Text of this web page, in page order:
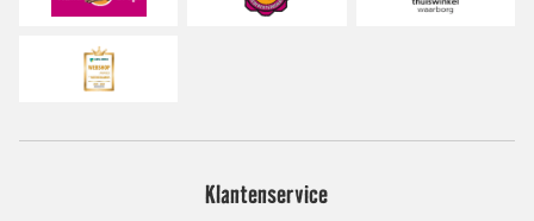
Klantenservice